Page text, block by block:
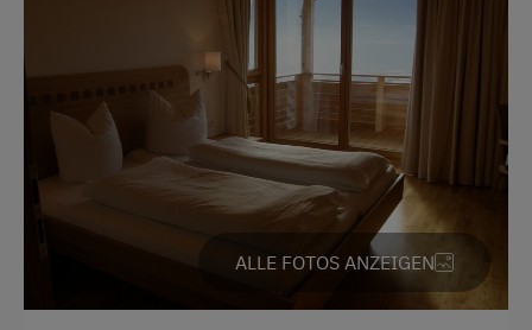
Kostenlose Parkplätze
Unterkunftsart
Für max. 4 Personen
ALLE FOTOS ANZEIGEN